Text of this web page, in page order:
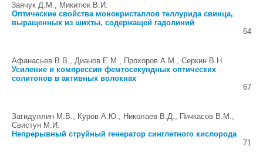
3аячук Д.М., Микитюк В.И.
Оптические свойства монокристаллов теллурида свинца,
выращенных из шихты, содержащей гадолиний
64
Афанасьев В.В., Дианов Е.М., Прохоров A.М., Серкин В.Н.
Усиление и компрессия фемтосекундных оптических
солитонов в активных волокнах
67
Загидуллин М.В., Куров А.Ю., Николаев В.Д., Пичкасов В.М.,
Свистун М.И.
Непрерывный струйный генератор синглетного кислорода
71